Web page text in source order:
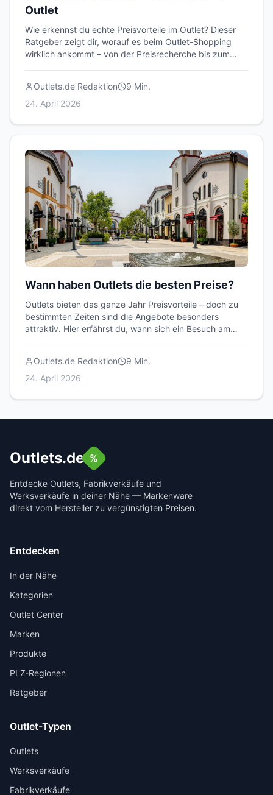
Outlet
Wie erkennst du echte Preisvorteile im Outlet? Dieser
Ratgeber zeigt dir, worauf es beim Outlet-Shopping
wirklich ankommt – von der Preisrecherche bis zum
Outlets.de Redaktion
9 Min.
24. April 2026
Wann haben Outlets die besten Preise?
Outlets bieten das ganze Jahr Preisvorteile – doch zu
bestimmten Zeiten sind die Angebote besonders
attraktiv. Hier erfährst du, wann sich ein Besuch am
Outlets.de Redaktion
9 Min.
24. April 2026
Outlets.de %
Entdecke Outlets, Fabrikverkäufe und
Werksverkäufe in deiner Nähe — Markenware
direkt vom Hersteller zu vergünstigten Preisen.
Entdecken
In der Nähe
Kategorien
Outlet Center
Marken
Produkte
PLZ-Regionen
Ratgeber
Outlet-Typen
Outlets
Werksverkäufe
Fabrikverkäufe